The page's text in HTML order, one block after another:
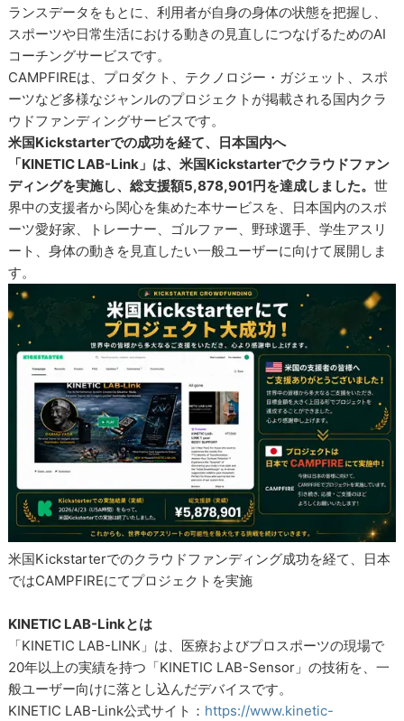
ランスデータをもとに、利用者が自身の身体の状態を把握し、
スポーツや日常生活における動きの見直しにつなげるためのAI
コーチングサービスです。
CAMPFIREは、プロダクト、テクノロジー・ガジェット、スポ
ーツなど多様なジャンルのプロジェクトが掲載される国内クラ
ウドファンディングサービスです。
米国Kickstarterでの成功を経て、日本国内へ
「KINETIC LAB-Link」は、米国Kickstarterでクラウドファン
ディングを実施し、総支援額5,878,901円を達成しました。世
界中の支援者から関心を集めた本サービスを、日本国内のスポ
ーツ愛好家、トレーナー、ゴルファー、野球選手、学生アスリ
ート、身体の動きを見直したい一般ユーザーに向けて展開しま
す。
米国Kickstarterでのクラウドファンディング成功を経て、日本
ではCAMPFIREにてプロジェクトを実施
KINETIC LAB-Linkとは
「KINETIC LAB-LINK」は、医療およびプロスポーツの現場で
20年以上の実績を持つ「KINETIC LAB-Sensor」の技術を、一
般ユーザー向けに落とし込んだデバイスです。
KINETIC LAB-Link公式サイト： https://www.kinetic-